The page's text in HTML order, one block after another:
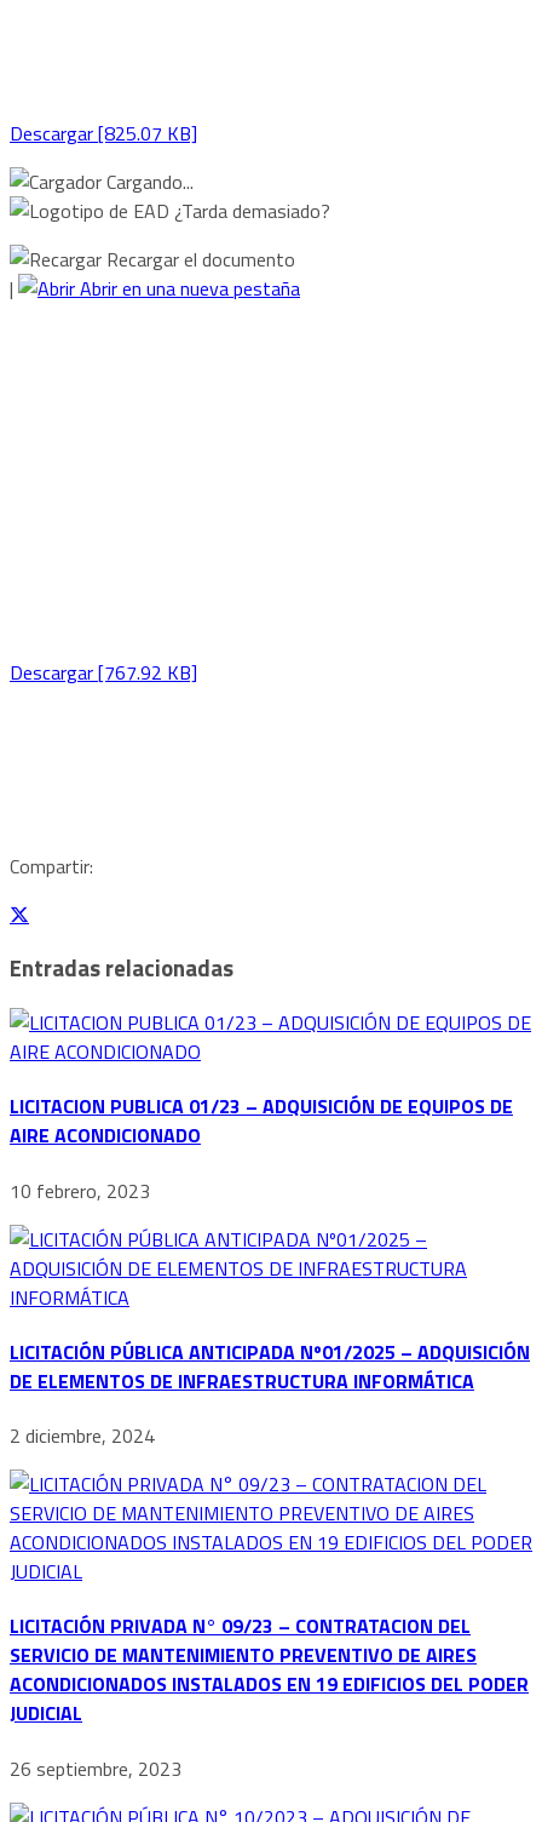
Descargar [825.07 KB]
Cargando...
¿Tarda demasiado?
Recargar el documento
|
Abrir en una nueva pestaña
Descargar [767.92 KB]
Compartir:
Entradas relacionadas
LICITACION PUBLICA 01/23 – ADQUISICIÓN DE EQUIPOS DE
AIRE ACONDICIONADO
10 febrero, 2023
LICITACIÓN PÚBLICA ANTICIPADA Nº01/2025 – ADQUISICIÓN
DE ELEMENTOS DE INFRAESTRUCTURA INFORMÁTICA
2 diciembre, 2024
LICITACIÓN PRIVADA N° 09/23 – CONTRATACION DEL
SERVICIO DE MANTENIMIENTO PREVENTIVO DE AIRES
ACONDICIONADOS INSTALADOS EN 19 EDIFICIOS DEL PODER
JUDICIAL
26 septiembre, 2023